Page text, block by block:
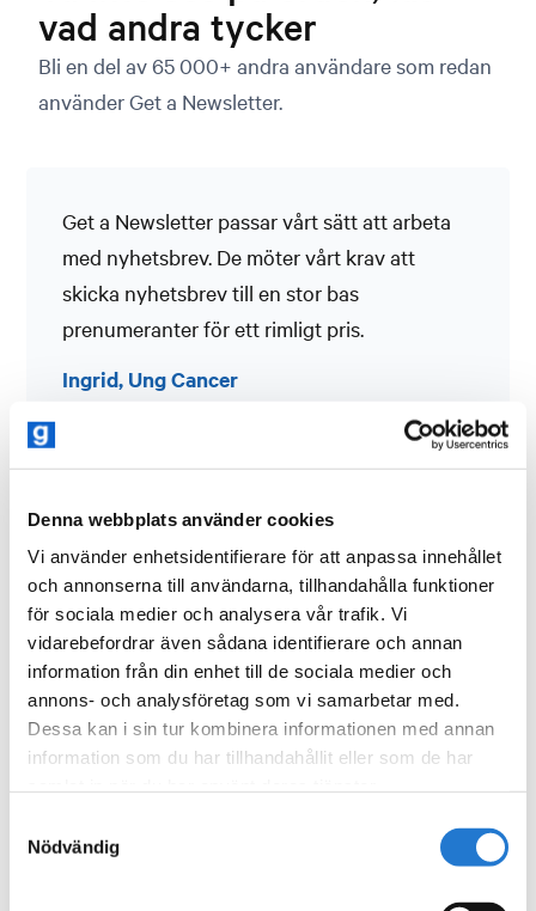
Denna webbplats använder cookies
Vi använder enhetsidentifierare för att anpassa innehållet
och annonserna till användarna, tillhandahålla funktioner
för sociala medier och analysera vår trafik. Vi
vidarebefordrar även sådana identifierare och annan
information från din enhet till de sociala medier och
annons- och analysföretag som vi samarbetar med.
Dessa kan i sin tur kombinera informationen med annan
information som du har tillhandahållit eller som de har
Nödvändig
vad andra tycker
Bli en del av 65 000+ andra användare som redan
använder Get a Newsletter.
Get a Newsletter passar vårt sätt att arbeta
med nyhetsbrev. De möter vårt krav att
skicka nyhetsbrev till en stor bas
prenumeranter för ett rimligt pris.
Ingrid, Ung Cancer
F
ö
r
ä
l
j
i